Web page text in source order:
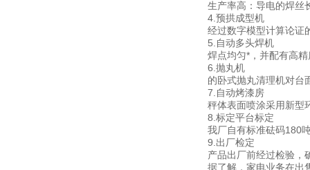
生产率高：导电的焊丝
4.预拱成型机
经过数字模型计算论证
5.自动多头焊机
焊点均匀*，并配有高
6.抛丸机
的卧式抛丸清理机对台
7.自动烤漆房
秤体表面喷涂采用新型
8.标定平台标定
我厂自有标准砝码180
9.出厂检定
产品出厂前经过检验，
据了解，家电业务在出